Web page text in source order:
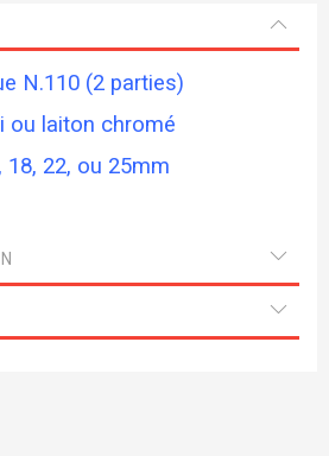
N.110 (2 parties)
ou laiton chromé
18, 22, ou 25mm